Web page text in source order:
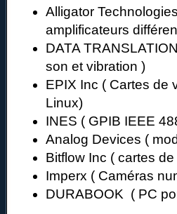
Alligator
amplificateurs
DATA
son et vibration )
EPIX Inc ( Cartes de
Linux)
INES ( GPIB IEEE
Analog Devices (
Bitflow Inc ( cartes
Imperx ( Caméras
DURABOOK ( PC